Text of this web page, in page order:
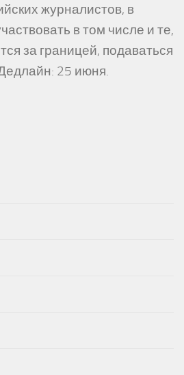
журналистов, в
в том числе и те,
за границей, подаваться
25 июня.